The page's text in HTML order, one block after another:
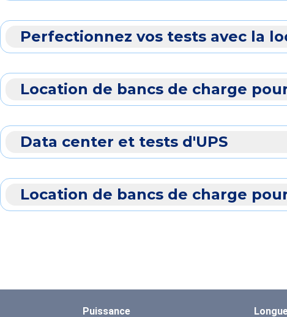
Perfectionnez vos tests avec la
Location de bancs de charge
Data center et tests d'UPS
Location de bancs de charge
Puissance